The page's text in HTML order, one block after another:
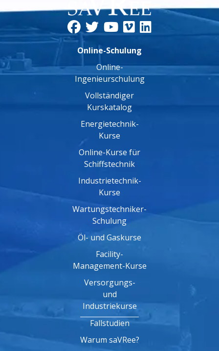
Online-Schulung
Online-
Ingenieurschulung
Vollständiger
Kurskatalog
Energietechnik-
Kurse
Online-Kurse für
Schiffstechnik
Industrietechnik-
Kurse
Wartungstechniker-
Schulung
Öl- und Gaskurse
Facility-
Management-Kurse
Versorgungs-
und
Industriekurse
Fallstudien
Warum saVRee?